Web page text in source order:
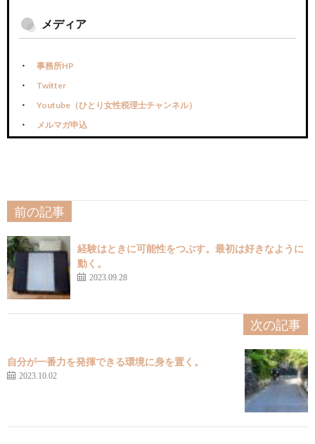
メディア
事務所HP
Twitter
Youtube（ひとり女性税理士チャンネル）
メルマガ申込
前の記事
経験はときに可能性をつぶす。最初は好きなように
動く。
2023.09.28
次の記事
自分が一番力を発揮できる環境に身を置く。
2023.10.02